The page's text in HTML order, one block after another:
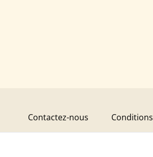
Contactez-nous Conditions